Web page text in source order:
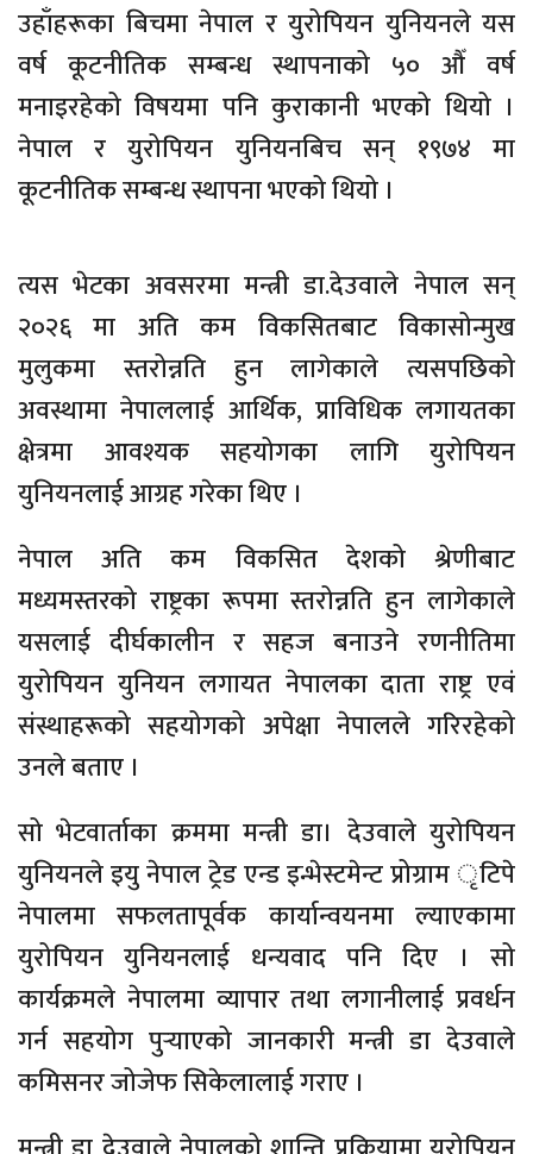
उहाँहरूका बिचमा नेपाल र युरोपियन युनियनले यस
वर्ष कूटनीतिक सम्बन्ध स्थापनाको ५० औँ वर्ष
मनाइरहेको विषयमा पनि कुराकानी भएको थियो ।
नेपाल र युरोपियन युनियनबिच सन् १९७४ मा
कूटनीतिक सम्बन्ध स्थापना भएको थियो ।
त्यस भेटका अवसरमा मन्त्री डा.देउवाले नेपाल सन्
२०२६ मा अति कम विकसितबाट विकासोन्मुख
मुलुकमा स्तरोन्नति हुन लागेकाले त्यसपछिको
अवस्थामा नेपाललाई आर्थिक, प्राविधिक लगायतका
क्षेत्रमा आवश्यक सहयोगका लागि युरोपियन
युनियनलाई आग्रह गरेका थिए ।
नेपाल अति कम विकसित देशको श्रेणीबाट
मध्यमस्तरको राष्ट्रका रूपमा स्तरोन्नति हुन लागेकाले
यसलाई दीर्घकालीन र सहज बनाउने रणनीतिमा
युरोपियन युनियन लगायत नेपालका दाता राष्ट्र एवं
संस्थाहरूको सहयोगको अपेक्षा नेपालले गरिरहेको
उनले बताए ।
सो भेटवार्ताका क्रममा मन्त्री डा। देउवाले युरोपियन
युनियनले इयु नेपाल ट्रेड एन्ड इन्भेस्टमेन्ट प्रोग्राम ृटिपे
नेपालमा सफलतापूर्वक कार्यान्वयनमा ल्याएकामा
युरोपियन युनियनलाई धन्यवाद पनि दिए । सो
कार्यक्रमले नेपालमा व्यापार तथा लगानीलाई प्रवर्धन
गर्न सहयोग पुर्‍याएको जानकारी मन्त्री डा देउवाले
कमिसनर जोजेफ सिकेलालाई गराए ।